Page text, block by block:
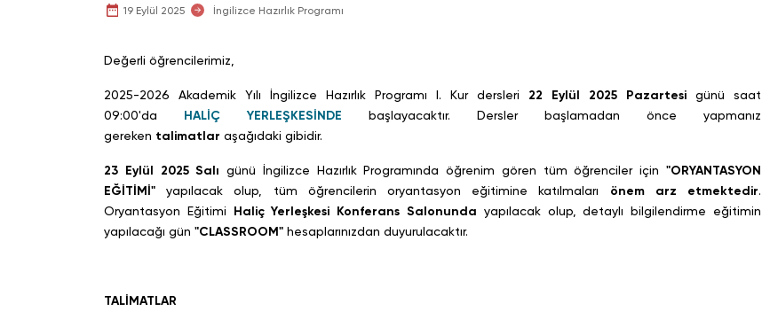
19 Eylül 2025 İngilizce Hazırlık Programı
Değerli öğrencilerimiz,
2025-2026 Akademik Yılı İngilizce Hazırlık Programı I. Kur dersleri 22 Eylül 2025 Pazartesi günü saat
09:00'da HALİÇ YERLEŞKESİNDE başlayacaktır. Dersler başlamadan önce yapmanız
gereken talimatlar aşağıdaki gibidir.
23 Eylül 2025 Salı günü İngilizce Hazırlık Programında öğrenim gören tüm öğrenciler için"ORYANTASYON
EĞİTİMİ" yapılacak olup, tüm öğrencilerin oryantasyon eğitimine katılmaları önem arz etmektedir.
Oryantasyon Eğitimi Haliç Yerleşkesi Konferans Salonunda yapılacak olup, detaylı bilgilendirme eğitimin
yapılacağı gün "CLASSROOM" hesaplarınızdan duyurulacaktır.
TALİMATLAR